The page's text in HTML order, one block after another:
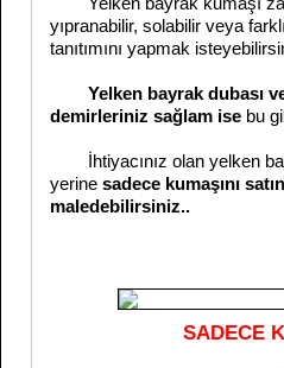
yıpranabilir, solabilir veya
tanıtımını yapmak
Yelken bayrak dubası
demirleriniz sağlam ise bu
İhtiyacınız olan yelken
yerine sadece kumaşını
maledebilirsiniz..
SADECE